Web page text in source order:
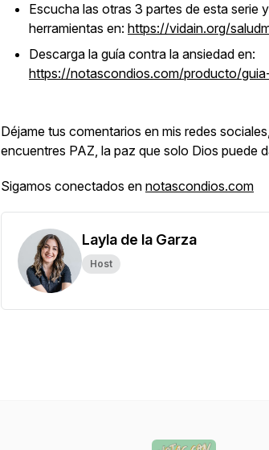
Escucha las otras 3 partes de esta serie
herramientas en: https://vidain.org/
Descarga la guía contra la ansiedad en:
https://notascondios.com/producto/
Déjame tus comentarios en mis redes
encuentres PAZ, la paz que solo Dios puede
Sigamos conectados en notascondios.com
Layla de la Garza
Host